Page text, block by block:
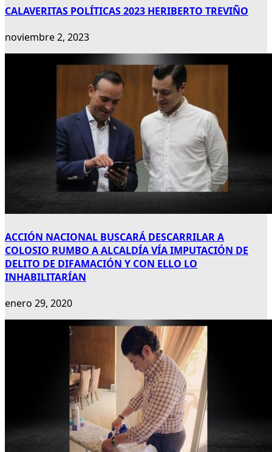
CALAVERITAS POLÍTICAS 2023 HERIBERTO TREVIÑO
noviembre 2, 2023
ACCIÓN NACIONAL BUSCARÁ DESCARRILAR A
COLOSIO RUMBO A ALCALDÍA VÍA IMPUTACIÓN DE
DELITO DE DIFAMACIÓN Y CON ELLO LO
INHABILITARÍAN
enero 29, 2020